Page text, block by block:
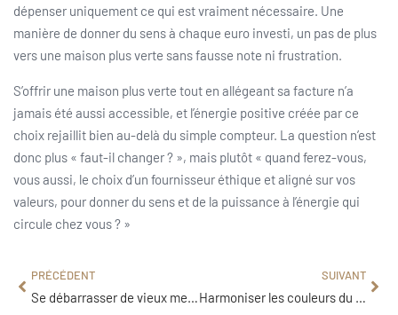
dépenser uniquement ce qui est vraiment nécessaire. Une
manière de donner du sens à chaque euro investi, un pas de plus
vers une maison plus verte sans fausse note ni frustration.
S’offrir une maison plus verte tout en allégeant sa facture n’a
jamais été aussi accessible, et l’énergie positive créée par ce
choix rejaillit bien au-delà du simple compteur. La question n’est
donc plus « faut-il changer ? », mais plutôt « quand ferez-vous,
vous aussi, le choix d’un fournisseur éthique et aligné sur vos
valeurs, pour donner du sens et de la puissance à l’énergie qui
circule chez vous ? »
PRÉCÉDENT
Se débarrasser de vieux meubles facilement à domicile pour un intérieur sans stress
SUIVANT
Harmoniser les couleurs du salon grâce au cercle chromatique pour une déco équilibrée